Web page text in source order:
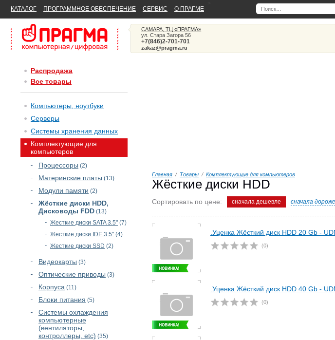
КАТАЛОГ ПРОГРАММНОЕ ОБЕСПЕЧЕНИЕ СЕРВИС О ПРАГМЕ
САМАРА, ТЦ «ПРАГМА»
ул. Стара Загора 56
+7(846)2-701-701
zakaz@pragma.ru
Распродажа
Все товары
Компьютеры, ноутбуки
Серверы
Системы хранения данных
Комплектующие для
компьютеров
Процессоры (2)
Материнские платы (13)
Модули памяти (2)
Жёсткие диски HDD,
Дисководы FDD (13)
Жесткие диски SATA 3.5" (7)
Жесткие диски IDE 3.5" (4)
Жесткие диски SSD (2)
Видеокарты (3)
Оптические приводы (3)
Корпуса (11)
Блоки питания (5)
Cистемы охлаждения
компьютерные
(вентиляторы,
контроллеры, etc) (35)
Главная / Товары / Комплектующие для компьютеров
Жёсткие диски HDD
Сортировать по цене: сначала дешевле сначала дороже
.Уценка Жёсткий диск HDD 20 Gb -
(0)
.Уценка Жёсткий диск HDD 40 Gb -
(0)